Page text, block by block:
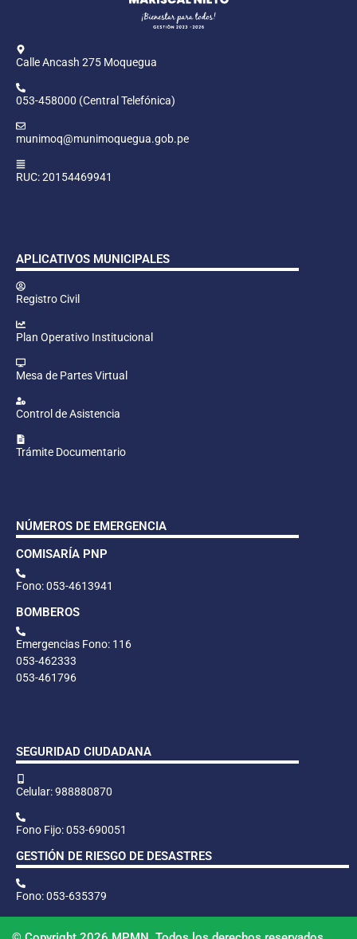
Calle Ancash 275 Moquegua
053-458000 (Central Telefónica)
munimoq@munimoquegua.gob.pe
RUC: 20154469941
APLICATIVOS MUNICIPALES
Registro Civil
Plan Operativo Institucional
Mesa de Partes Virtual
Control de Asistencia
Trámite Documentario
NÚMEROS DE EMERGENCIA
COMISARÍA PNP
Fono: 053-4613941
BOMBEROS
Emergencias Fono: 116
053-462333
053-461796
SEGURIDAD CIUDADANA
Celular: 988880870
Fono Fijo: 053-690051
GESTIÓN DE RIESGO DE DESASTRES
Fono: 053-635379